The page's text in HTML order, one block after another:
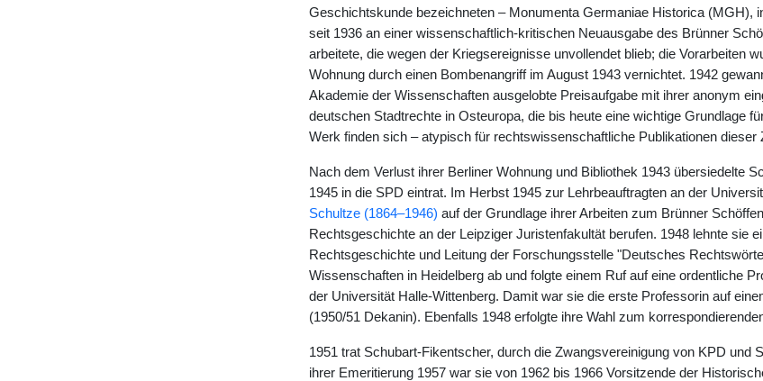
Geschichtskunde bezeichneten – Monumenta Germaniae Historica (MGH),
seit 1936 an einer wissenschaftlich-kritischen Neuausgabe des Brünner
arbeitete, die wegen der Kriegsereignisse unvollendet blieb; die Vorarbeiten
Wohnung durch einen Bombenangriff im August 1943 vernichtet. 1942
Akademie der Wissenschaften ausgelobte Preisaufgabe mit ihrer anonym
deutschen Stadtrechte in Osteuropa, die bis heute eine wichtige Grundlage
Werk finden sich – atypisch für rechtswissenschaftliche Publikationen dieser
Nach dem Verlust ihrer Berliner Wohnung und Bibliothek 1943 übersiedelte
1945 in die SPD eintrat. Im Herbst 1945 zur Lehrbeauftragten an der
Schultze (1864–1946) auf der Grundlage ihrer Arbeiten zum Brünner
Rechtsgeschichte an der Leipziger Juristenfakultät berufen. 1948 lehnte sie
Rechtsgeschichte und Leitung der Forschungsstelle "Deutsches
Wissenschaften in Heidelberg ab und folgte einem Ruf auf eine ordentliche
der Universität Halle-Wittenberg. Damit war sie die erste Professorin auf
(1950/51 Dekanin). Ebenfalls 1948 erfolgte ihre Wahl zum
1951 trat Schubart-Fikentscher, durch die Zwangsvereinigung von KPD und
ihrer Emeritierung 1957 war sie von 1962 bis 1966 Vorsitzende der